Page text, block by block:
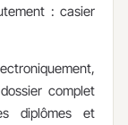
: casier
complet
diplômes et